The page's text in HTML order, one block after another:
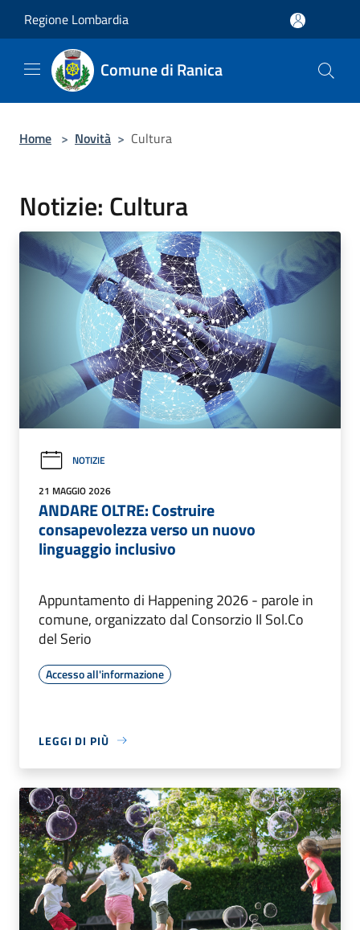
Regione Lombardia
Comune di Ranica
Home > Novità > Cultura
Notizie: Cultura
NOTIZIE
21 MAGGIO 2026
ANDARE OLTRE: Costruire
consapevolezza verso un nuovo
linguaggio inclusivo
Appuntamento di Happening 2026 - parole in
comune, organizzato dal Consorzio Il Sol.Co
del Serio
Accesso all'informazione
LEGGI DI PIÙ